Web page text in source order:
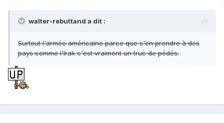
walter-rebuttand a dit :
Surtout l'armée américaine parce que s'en prendre à des
pays comme l'Irak c'est vraiment un truc de pédés.